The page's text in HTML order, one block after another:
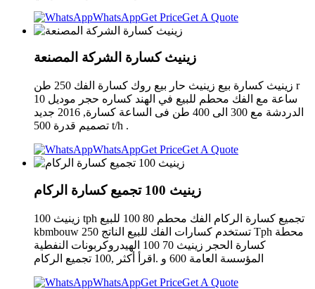
WhatsAppGet PriceGet A Quote
زينيث كسارة الشركة المصنعة
زينيث كسارة بيع زينيث حار بيع روك كسارة الفك 250 طن r
ساعة مع الفك محطم للبيع في الهند كساره حجر موديل 10
الدردشة مع 300 الى 400 طن فى الساعة كسارة, 2016 جديد
تصميم قدرة 500 t/h .
WhatsAppGet PriceGet A Quote
زينيث 100 تجميع كسارة الركام
زينيث 100 tph تجميع كسارة الركام الفك محطم 80 100 للبيع
kbmbouw تستخدم كسارات الفك للبيع الناتج 250 Tph محطة
كسارة الحجر زينيث 70 100 الهيدروكربونات النفطية
المؤسسة العامة 600 و .اقرأ أكثر ,100 تجميع الركام
WhatsAppGet PriceGet A Quote